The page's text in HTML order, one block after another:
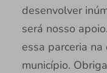
desenvolver
será nosso
essa parceria
município.